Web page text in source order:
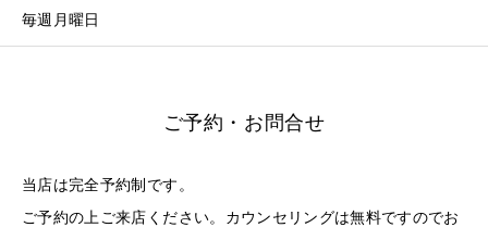
毎週月曜日
ご予約・お問合せ
当店は完全予約制です。
ご予約の上ご来店ください。カウンセリングは無料ですのでお